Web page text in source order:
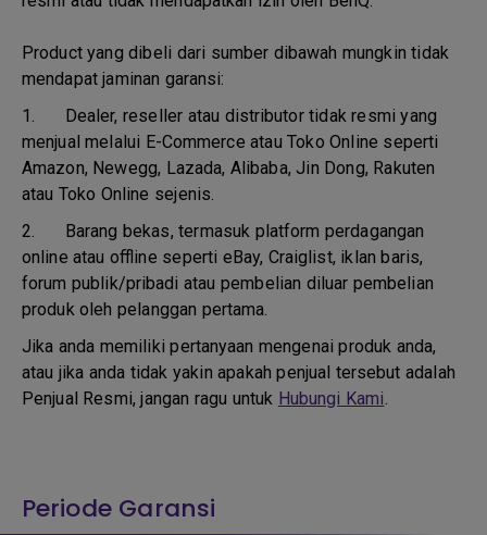
Product yang dibeli dari sumber dibawah mungkin tidak
mendapat jaminan garansi:
1. Dealer, reseller atau distributor tidak resmi yang
menjual melalui E-Commerce atau Toko Online seperti
Amazon, Newegg, Lazada, Alibaba, Jin Dong, Rakuten
atau Toko Online sejenis.
2. Barang bekas, termasuk platform perdagangan
online atau offline seperti eBay, Craiglist, iklan baris,
forum publik/pribadi atau pembelian diluar pembelian
produk oleh pelanggan pertama.
Jika anda memiliki pertanyaan mengenai produk anda,
atau jika anda tidak yakin apakah penjual tersebut adalah
Penjual Resmi, jangan ragu untuk Hubungi Kami.
Periode Garansi